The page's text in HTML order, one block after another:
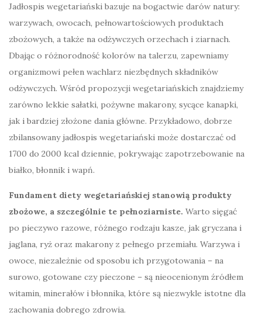
Jadłospis wegetariański bazuje na bogactwie darów natury:
warzywach, owocach, pełnowartościowych produktach
zbożowych, a także na odżywczych orzechach i ziarnach.
Dbając o różnorodność kolorów na talerzu, zapewniamy
organizmowi pełen wachlarz niezbędnych składników
odżywczych. Wśród propozycji wegetariańskich znajdziemy
zarówno lekkie sałatki, pożywne makarony, sycące kanapki,
jak i bardziej złożone dania główne. Przykładowo, dobrze
zbilansowany jadłospis wegetariański może dostarczać od
1700 do 2000 kcal dziennie, pokrywając zapotrzebowanie na
białko, błonnik i wapń.
Fundament diety wegetariańskiej stanowią produkty
zbożowe, a szczególnie te pełnoziarniste. Warto sięgać
po pieczywo razowe, różnego rodzaju kasze, jak gryczana i
jaglana, ryż oraz makarony z pełnego przemiału. Warzywa i
owoce, niezależnie od sposobu ich przygotowania – na
surowo, gotowane czy pieczone – są nieocenionym źródłem
witamin, minerałów i błonnika, które są niezwykle istotne dla
zachowania dobrego zdrowia.